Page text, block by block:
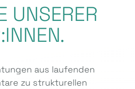
UNSERER
aus laufenden
zu strukturellen